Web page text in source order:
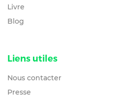
Livre
Blog
Liens utiles
Nous contacter
Presse